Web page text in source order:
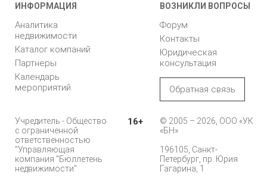
ИНФОРМАЦИЯ
Аналитика
недвижимости
Каталог компаний
Партнеры
Календарь
мероприятий
ВОЗНИКЛИ ВОПРОСЫ
Форум
Контакты
Юридическая
консультация
Обратная связь
Учредитель - Общество
с ограниченной
ответственностью
"Управляющая
компания "Бюллетень
недвижимости"
16+
© 2005 – 2026, ООО «УК
«БН»
196105, Санкт-
Петербург, пр. Юрия
Гагарина, 1